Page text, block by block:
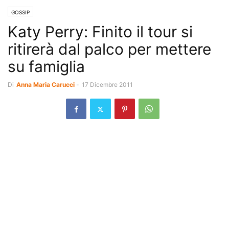
GOSSIP
Katy Perry: Finito il tour si
ritirerà dal palco per mettere
su famiglia
Di Anna Maria Carucci - 17 Dicembre 2011